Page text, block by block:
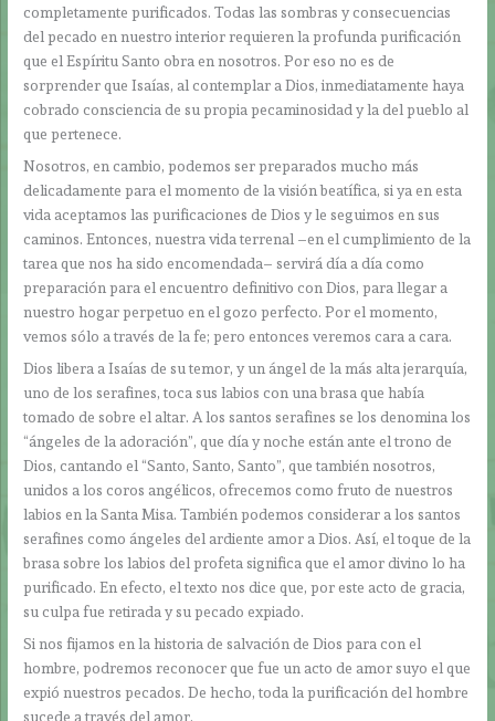
completamente purificados. Todas las sombras y consecuencias
del pecado en nuestro interior requieren la profunda purificación
que el Espíritu Santo obra en nosotros. Por eso no es de
sorprender que Isaías, al contemplar a Dios, inmediatamente haya
cobrado consciencia de su propia pecaminosidad y la del pueblo al
que pertenece.
Nosotros, en cambio, podemos ser preparados mucho más
delicadamente para el momento de la visión beatífica, si ya en esta
vida aceptamos las purificaciones de Dios y le seguimos en sus
caminos. Entonces, nuestra vida terrenal –en el cumplimiento de la
tarea que nos ha sido encomendada– servirá día a día como
preparación para el encuentro definitivo con Dios, para llegar a
nuestro hogar perpetuo en el gozo perfecto. Por el momento,
vemos sólo a través de la fe; pero entonces veremos cara a cara.
Dios libera a Isaías de su temor, y un ángel de la más alta jerarquía,
uno de los serafines, toca sus labios con una brasa que había
tomado de sobre el altar. A los santos serafines se los denomina los
“ángeles de la adoración”, que día y noche están ante el trono de
Dios, cantando el “Santo, Santo, Santo”, que también nosotros,
unidos a los coros angélicos, ofrecemos como fruto de nuestros
labios en la Santa Misa. También podemos considerar a los santos
serafines como ángeles del ardiente amor a Dios. Así, el toque de la
brasa sobre los labios del profeta significa que el amor divino lo ha
purificado. En efecto, el texto nos dice que, por este acto de gracia,
su culpa fue retirada y su pecado expiado.
Si nos fijamos en la historia de salvación de Dios para con el
hombre, podremos reconocer que fue un acto de amor suyo el que
expió nuestros pecados. De hecho, toda la purificación del hombre
sucede a través del amor.